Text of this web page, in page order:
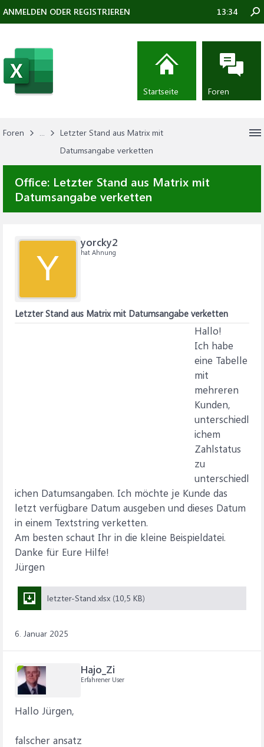
Foren ...
Letzter Stand aus Matrix mit
Datumsangabe verketten
Office: Letzter Stand aus Matrix mit
Datumsangabe verketten
Y
yorcky2
hat Ahnung
Letzter Stand aus Matrix mit Datumsangabe verketten
Hallo!
Ich habe
eine Tabelle
mit
mehreren
Kunden,
unterschiedl
ichem
Zahlstatus
zu
unterschiedl
ichen Datumsangaben. Ich möchte je Kunde das
letzt verfügbare Datum ausgeben und dieses Datum
in einem Textstring verketten.
Am besten schaut Ihr in die kleine Beispieldatei.
Danke für Eure Hilfe!
Jürgen
letzter-Stand.xlsx (10,5 KB)
6. Januar 2025
Hajo_Zi
Erfahrener User
Hallo Jürgen,
falscher ansatz
ANMELDEN ODER REGISTRIEREN 13:34
Startseite Foren